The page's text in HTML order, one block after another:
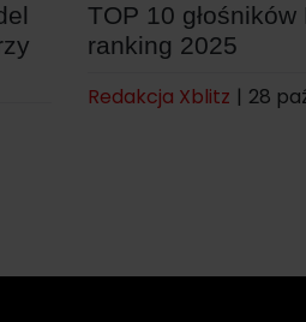
TOP 10
ranking 2025
Redakcja Xblitz | 28